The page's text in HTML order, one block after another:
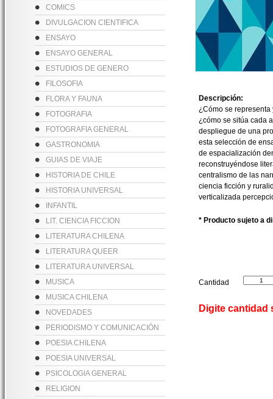
COMICS
DIVULGACION CIENTIFICA
ENSAYO
ENSAYO GENERAL
ESTUDIOS DE GENERO
FILOSOFIA
FLORA Y FAUNA
FOTOGRAFIA
FOTOGRAFIA GENERAL
GASTRONOMIA
GUIAS DE VIAJE
HISTORIA DE CHILE
HISTORIA UNIVERSAL
INFANTIL
LIT. CIENCIA FICCION
LITERATURA CHILENA
LITERATURA QUEER
LITERATURA UNIVERSAL
MUSICA
MUSICA CHILENA
NOVEDADES
PERIODISMO Y COMUNICACIÓN
POESIA CHILENA
POESIA UNIVERSAL
PSICOLOGIA GENERAL
RELIGION
Descripción:
¿Cómo se
¿cómo se sitúa cada
despliegue de una
esta selección de
de espacialización
reconstruyéndose
centralismo de las
ciencia ficción y
verticalizada
* Producto sujeto a
Cantidad
Digite